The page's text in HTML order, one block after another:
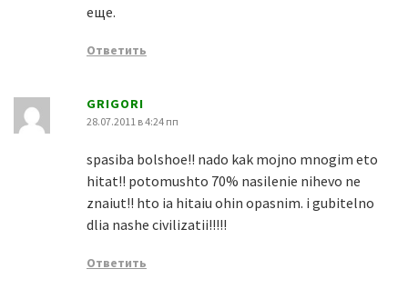
еще.
Ответить
GRIGORI
28.07.2011 в 4:24 пп
spasiba bolshoe!! nado kak mojno mnogim eto
hitat!! potomushto 70% nasilenie nihevo ne
znaiut!! hto ia hitaiu ohin opasnim. i gubitelno
dlia nashe civilizatii!!!!!
Ответить